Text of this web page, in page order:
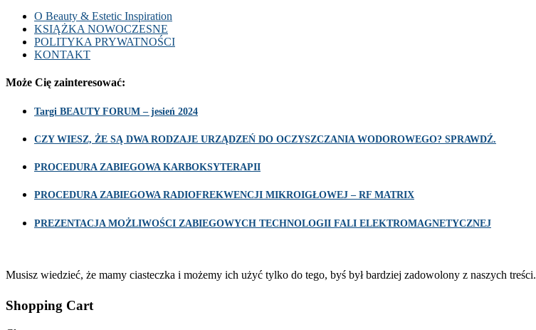
O Beauty & Estetic Inspiration
KSIĄŻKA NOWOCZESNE
POLITYKA PRYWATNOŚCI
KONTAKT
Może Cię zainteresować:
Targi BEAUTY FORUM – jesień 2024
CZY WIESZ, ŻE SĄ DWA RODZAJE URZĄDZEŃ DO OCZYSZCZANIA WODOROWEGO? SPRAWDŹ.
PROCEDURA ZABIEGOWA KARBOKSYTERAPII
PROCEDURA ZABIEGOWA RADIOFREKWENCJI MIKROIGŁOWEJ – RF MATRIX
PREZENTACJA MOŻLIWOŚCI ZABIEGOWYCH TECHNOLOGII FALI ELEKTROMAGNETYCZNEJ
Musisz wiedzieć, że mamy ciasteczka i możemy ich użyć tylko do tego, byś był bardziej zadowolony z naszych treści.
Shopping Cart